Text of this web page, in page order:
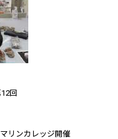
回
リンカレッジ開催